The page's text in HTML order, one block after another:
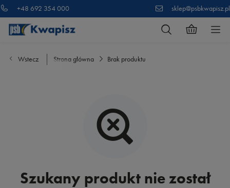
+48 692 354 000 sklep@psbkwapisz.pl
Wstecz Strona główna Brak produktu
Szukany produkt nie został